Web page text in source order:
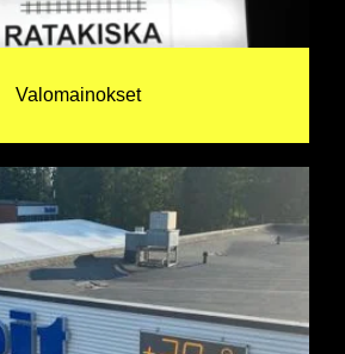
Valomainokset